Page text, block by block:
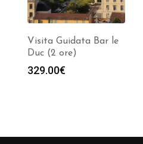
Visita Guidata Bar le
Duc (2 ore)
329.00€